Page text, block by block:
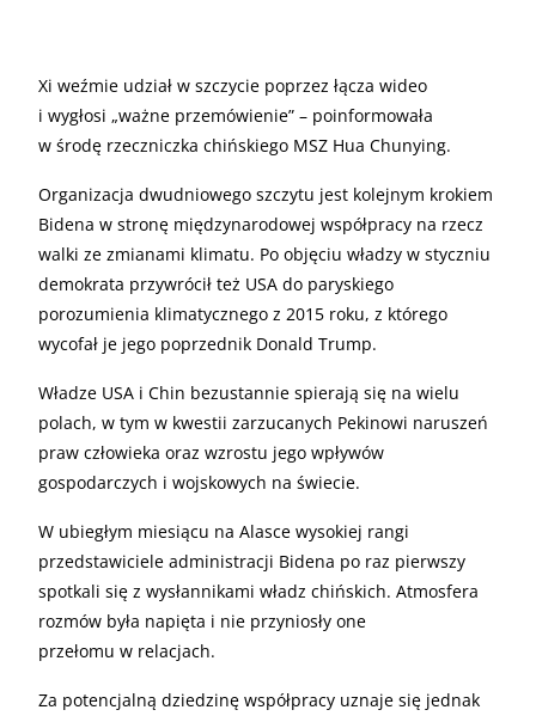
Xi weźmie udział w szczycie poprzez łącza wideo
i wygłosi „ważne przemówienie” – poinformowała
w środę rzeczniczka chińskiego MSZ Hua Chunying.
Organizacja dwudniowego szczytu jest kolejnym krokiem
Bidena w stronę międzynarodowej współpracy na rzecz
walki ze zmianami klimatu. Po objęciu władzy w styczniu
demokrata przywrócił też USA do paryskiego
porozumienia klimatycznego z 2015 roku, z którego
wycofał je jego poprzednik Donald Trump.
Władze USA i Chin bezustannie spierają się na wielu
polach, w tym w kwestii zarzucanych Pekinowi naruszeń
praw człowieka oraz wzrostu jego wpływów
gospodarczych i wojskowych na świecie.
W ubiegłym miesiącu na Alasce wysokiej rangi
przedstawiciele administracji Bidena po raz pierwszy
spotkali się z wysłannikami władz chińskich. Atmosfera
rozmów była napięta i nie przyniosły one
przełomu w relacjach.
Za potencjalną dziedzinę współpracy uznaje się jednak